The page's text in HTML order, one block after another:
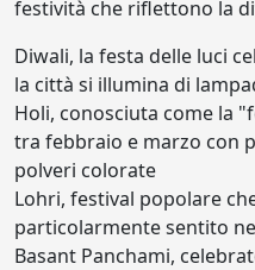
festività che riflettono la
Diwali, la festa delle luci
la città si illumina di
Holi, conosciuta come la
tra febbraio e marzo con
polveri colorate
Lohri, festival popolare
particolarmente sentito
Basant Panchami,